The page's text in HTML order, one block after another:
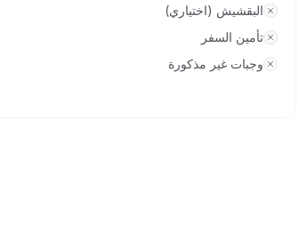
البقشيش (اختياري)
تأمين السفر
وجبات غير مذكورة